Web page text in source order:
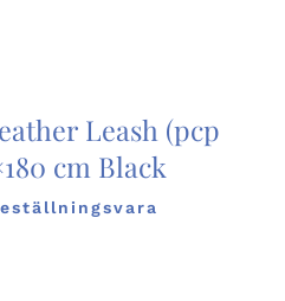
Leash (pcp
cm Black